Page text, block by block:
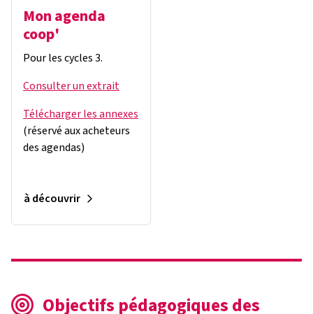
Mon agenda
coop'
Pour les cycles 3.
Consulter un extrait
Télécharger les annexes
(réservé aux acheteurs
des agendas)
à découvrir
Objectifs pédagogiques des